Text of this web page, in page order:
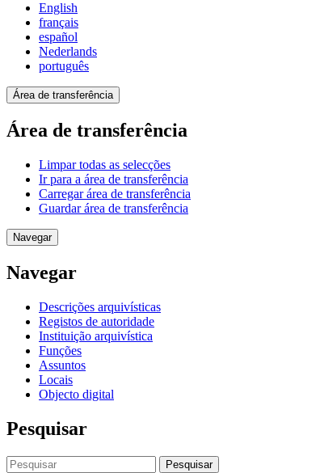
English
français
español
Nederlands
português
Área de transferência
Área de transferência
Limpar todas as selecções
Ir para a área de transferência
Carregar área de transferência
Guardar área de transferência
Navegar
Navegar
Descrições arquivísticas
Registos de autoridade
Instituição arquivística
Funções
Assuntos
Locais
Objecto digital
Pesquisar
Pesquisar